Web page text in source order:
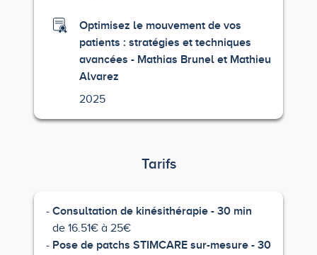
Optimisez le mouvement de vos
patients : stratégies et techniques
avancées - Mathias Brunel et Mathieu
Alvarez
2025
Tarifs
Consultation de kinésithérapie - 30 min
de 16.51€ à 25€
Pose de patchs STIMCARE sur-mesure - 30